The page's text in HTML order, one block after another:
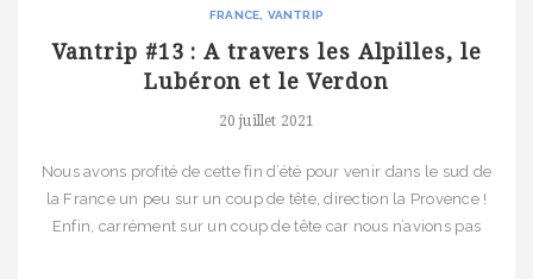
FRANCE VANTRIP
Vantrip #13 : A travers les Alpilles, le
Lubéron et le Verdon
20 juillet 2021
Nous avons profité de cette fin d’été pour venir dans le sud de
la France un peu sur un coup de tête, direction la Provence !
Enfin, carrément sur un coup de tête car nous n’avions pas